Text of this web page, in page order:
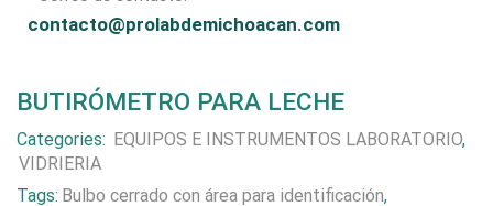
contacto@prolabdemichoacan.com
BUTIRÓMETRO PARA LECHE
Categories: EQUIPOS E INSTRUMENTOS LABORATORIO,
VIDRIERIA
Tags: Bulbo cerrado con área para identificación,